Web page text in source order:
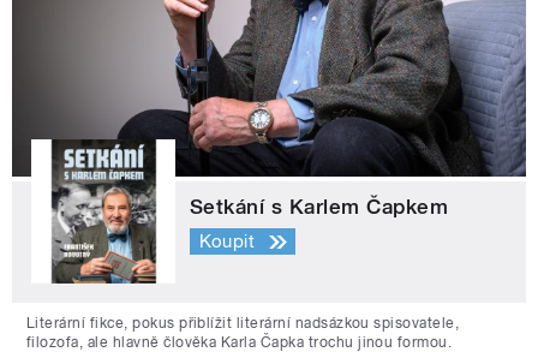
Setkání s Karlem Čapkem
Koupit
Literární fikce, pokus přiblížit literární nadsázkou spisovatele,
filozofa, ale hlavně člověka Karla Čapka trochu jinou formou.